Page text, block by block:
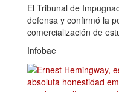
El Tribunal de
defensa y confirmó la
comercialización de
Infobae